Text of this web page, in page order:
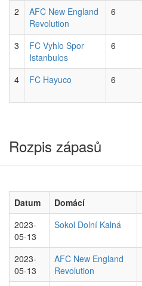
2
AFC New England
Revolution
6
3
FC Vyhlo Spor
Istanbulos
6
4 FC Hayuco 6
Rozpis zápasů
Datum Domácí
2023-
05-13
Sokol Dolní Kalná
2023-
05-13
AFC New England
Revolution